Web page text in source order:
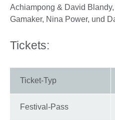
Achiampong & David
Gamaker, Nina Power, und
Tickets:
Ticket-Typ
Festival-Pass